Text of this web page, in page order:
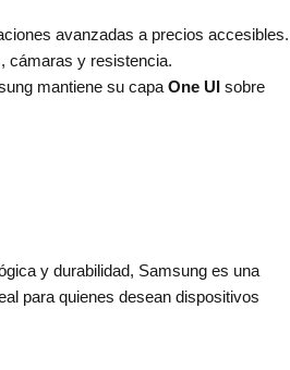
avanzadas a precios accesibles.
cámaras y resistencia.
mantiene su capa One UI sobre
y durabilidad, Samsung es una
para quienes desean dispositivos